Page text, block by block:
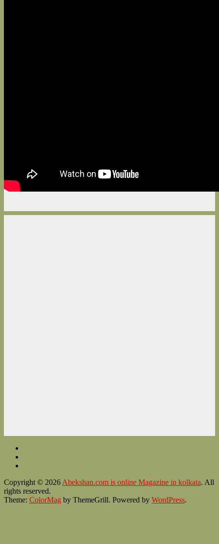
Copyright © 2026 Abekshan.com is online Magazine in kolkata. All
rights reserved.
Theme: ColorMag by ThemeGrill. Powered by WordPress.